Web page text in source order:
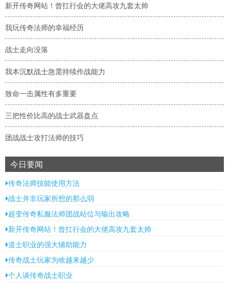
新开传奇网站！曾扛行会的大佬高攻九套太帅
我玩传奇法师的幸福经历
战士走向没落
我本沉默战士急需持续作战能力
致命一击属性有多重要
三把性价比高的战士武器盘点
团战战士攻打法师的技巧
今日要闻
传奇法师技能使用方法
战士并非玩家所想的那么弱
超变传奇私服法师团战站位与输出攻略
新开传奇网站！曾扛行会的大佬高攻九套太帅
道士职业的强大辅助能力
传奇战士玩家为啥越来越少
个人谈传奇战士职业